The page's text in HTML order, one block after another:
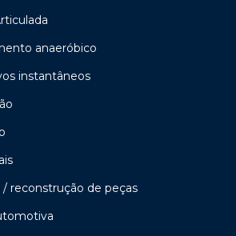
anaeróbico
instantâneos
reconstrução de peças